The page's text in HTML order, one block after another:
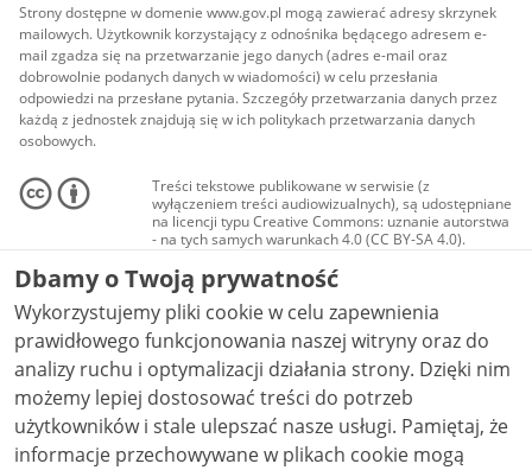
Strony dostępne w domenie www.gov.pl mogą zawierać adresy skrzynek
mailowych. Użytkownik korzystający z odnośnika będącego adresem e-
mail zgadza się na przetwarzanie jego danych (adres e-mail oraz
dobrowolnie podanych danych w wiadomości) w celu przesłania
odpowiedzi na przesłane pytania. Szczegóły przetwarzania danych przez
każdą z jednostek znajdują się w ich politykach przetwarzania danych
osobowych.
Treści tekstowe publikowane w serwisie (z
wyłączeniem treści audiowizualnych), są udostępniane
na licencji typu Creative Commons: uznanie autorstwa
- na tych samych warunkach 4.0 (CC BY-SA 4.0).
Materiały audiowizualne, w tym zdjęcia, materiały
audio i wideo, są udostępniane na licencji typu
Creative Commons: uznanie autorstwa użycie
niekomercyjne - bez utworów zależnych 4.0 (CC BY-
NC-ND 4.0), o ile nie jest to stwierdzone inaczej.
Dbamy o Twoją prywatność
Wykorzystujemy pliki cookie w celu zapewnienia
prawidłowego funkcjonowania naszej witryny oraz do
analizy ruchu i optymalizacji działania strony. Dzięki nim
możemy lepiej dostosować treści do potrzeb
użytkowników i stale ulepszać nasze usługi. Pamiętaj, że
informacje przechowywane w plikach cookie mogą